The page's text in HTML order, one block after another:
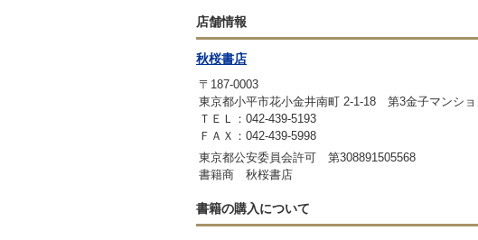
店舗情報
秋桜書店
〒187-0003
東京都小平市花小金井南町 2-1-18 第3金子マンショ
ＴＥＬ：042-439-5193
ＦＡＸ：042-439-5998
東京都公安委員会許可 第308891505568
書籍商 秋桜書店
書籍の購入について